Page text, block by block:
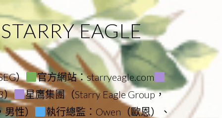
EAGLE
）
官方網站：starryeagle.com
）
星鷹集團（Starry Eagle Group，
性）
執行總監：Owen（歐恩）、